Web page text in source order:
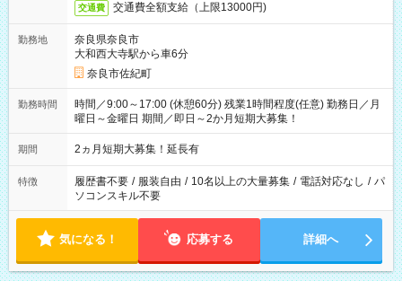
交通費 交通費全額支給（上限13000円)
勤務地
奈良県奈良市
大和西大寺駅から車6分
奈良市佐紀町
勤務時間
時間／9:00～17:00 (休憩60分) 残業1時間程度(任意) 勤務日／月
曜日～金曜日 期間／即日～2か月短期大募集！
期間 2ヵ月短期大募集！延長有
特徴 履歴書不要 / 服装自由 / 10名以上の大量募集 / 電話対応なし / パ
ソコンスキル不要
気になる！ 応募する 詳細へ